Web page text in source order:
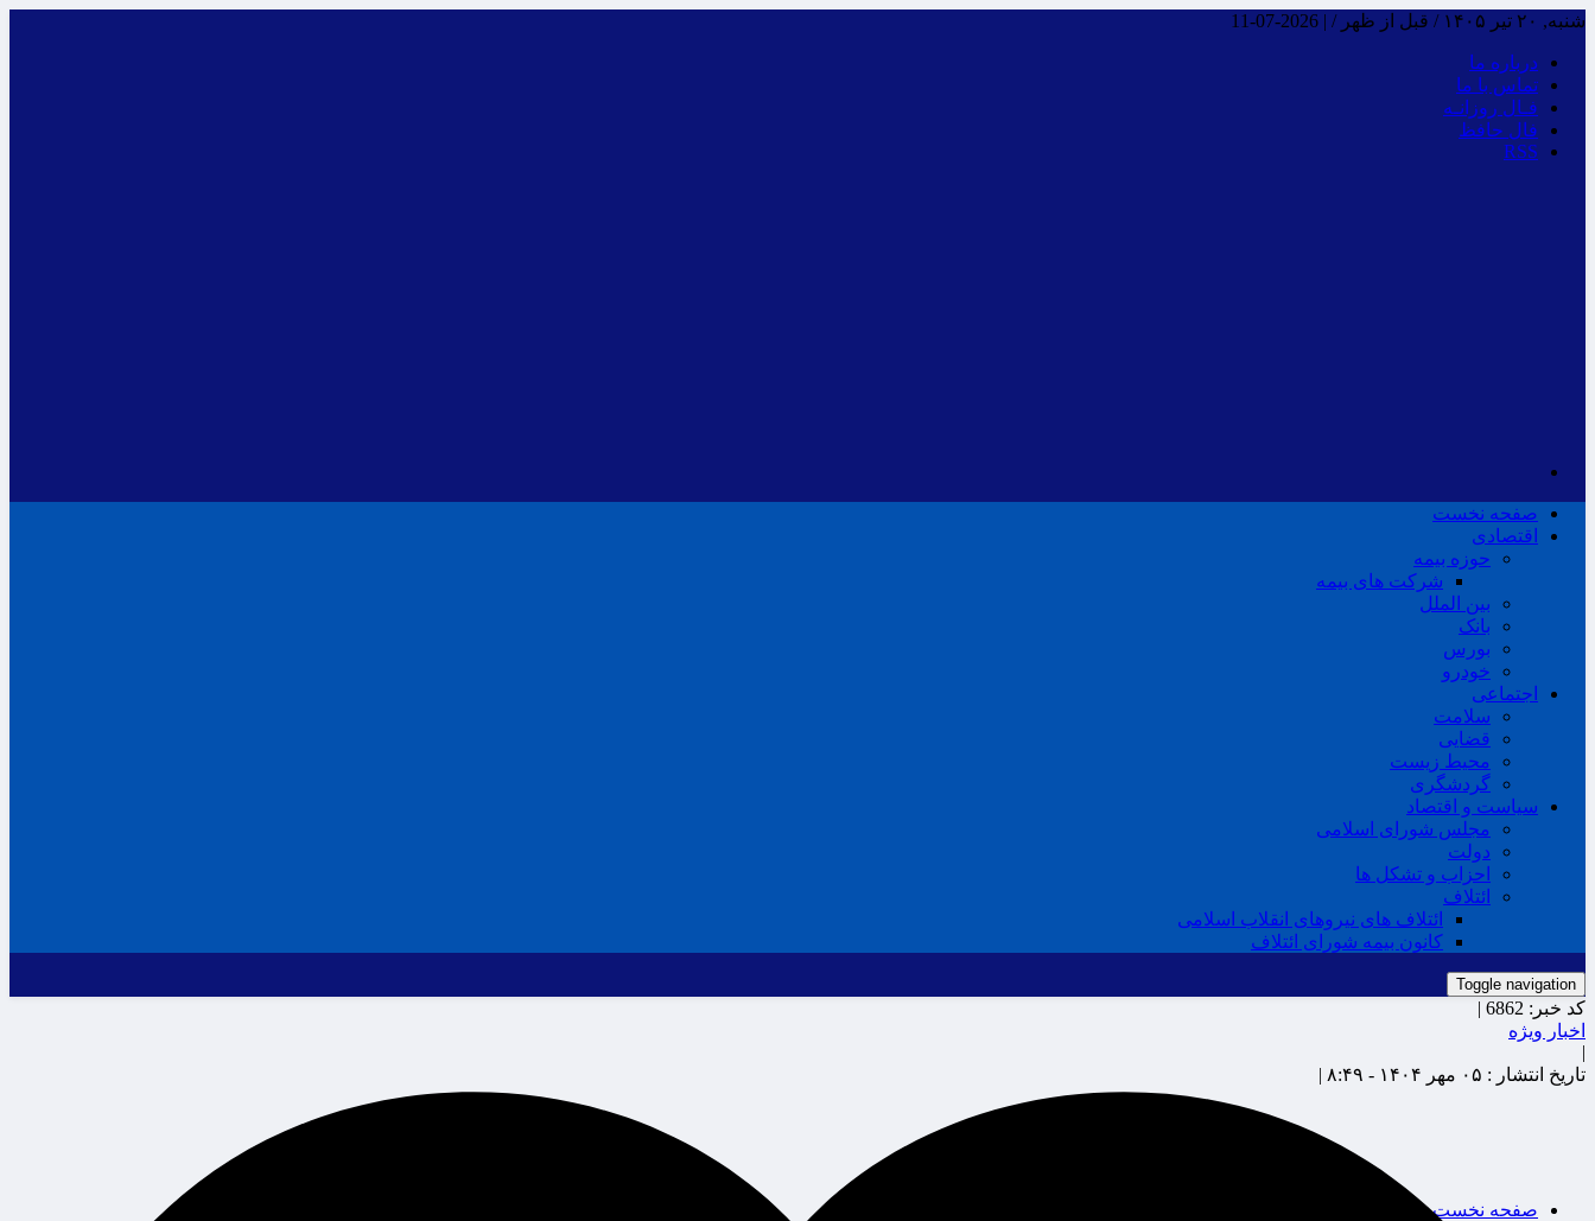
شنبه, ۲۰ تیر ۱۴۰۵ / قبل از ظهر / |
2026-07-11
درباره ما
تماس با ما
فـال روزانـه
فال حافظ
RSS
صفحه نخست
اقتصادی
حوزه بیمه
شرکت های بیمه
بین الملل
بانک
بورس
خودرو
اجتماعی
سلامت
قضایی
محیط زیست
گردشگری
سیاست و اقتصاد
مجلس شورای اسلامی
دولت
احزاب و تشکل ها
ائتلاف
ائتلاف های نیروهای انقلاب اسلامی
کانون بیمه شورای ائتلاف
Toggle navigation
صفحه نخست
کد خبر: 6862 |
اخبار ویژه
|
تاریخ انتشار : ۰۵ مهر ۱۴۰۴ - ۸:۴۹ |